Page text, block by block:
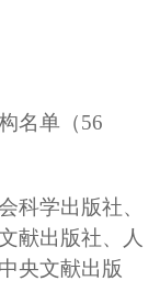
名单（56
科学出版社、
献出版社、人
央文献出版